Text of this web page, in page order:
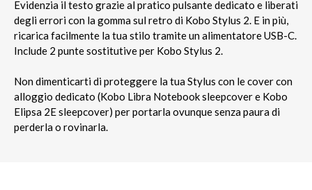
Evidenzia il testo grazie al pratico pulsante dedicato e liberati
degli errori con la gomma sul retro di Kobo Stylus 2. E in più,
ricarica facilmente la tua stilo tramite un alimentatore USB-C.
Include 2 punte sostitutive per Kobo Stylus 2.
Non dimenticarti di proteggere la tua Stylus con le cover con
alloggio dedicato (Kobo Libra Notebook sleepcover e Kobo
Elipsa 2E sleepcover) per portarla ovunque senza paura di
perderla o rovinarla.